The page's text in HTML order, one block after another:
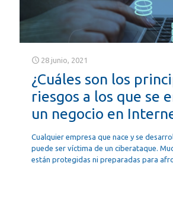
28 junio, 2021
¿Cuáles son los
riesgos a los que se
un negocio en
Cualquier empresa que nace y se
puede ser víctima de un ciberataque.
están protegidas ni preparadas para